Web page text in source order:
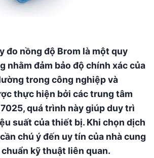
đo nồng độ Brom là một quy
nhằm đảm bảo độ chính xác của
trong công nghiệp và
thực hiện bởi các trung tâm
quá trình này giúp duy trì
suất của thiết bị. Khi chọn dịch
chú ý đến uy tín của nhà cung
kỹ thuật liên quan.